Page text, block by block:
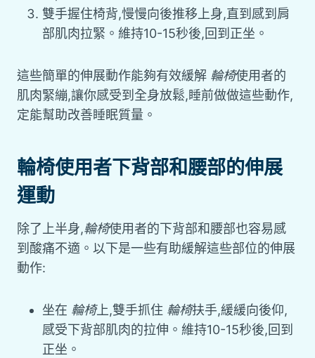
雙手握住椅背,慢慢向後推移上身,直到感到肩
部肌肉拉緊。維持10-15秒後,回到正坐。
這些簡單的伸展動作能夠有效緩解 輪椅使用者的
肌肉緊繃,讓你感受到全身放鬆,睡前做做這些動作,
定能幫助改善睡眠質量。
輪椅使用者下背部和腰部的伸展
運動
除了上半身,輪椅使用者的下背部和腰部也容易感
到酸痛不適。以下是一些有助緩解這些部位的伸展
動作:
坐在 輪椅上,雙手抓住 輪椅扶手,緩緩向後仰,
感受下背部肌肉的拉伸。維持10-15秒後,回到
正坐。